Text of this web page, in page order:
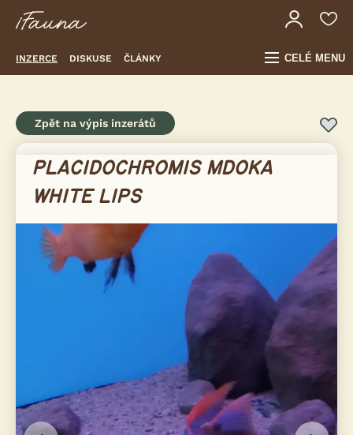
INZERCE DISKUSE ČLÁNKY CELÉ MENU
Zpět na výpis inzerátů
PLACIDOCHROMIS MDOKA
WHITE LIPS